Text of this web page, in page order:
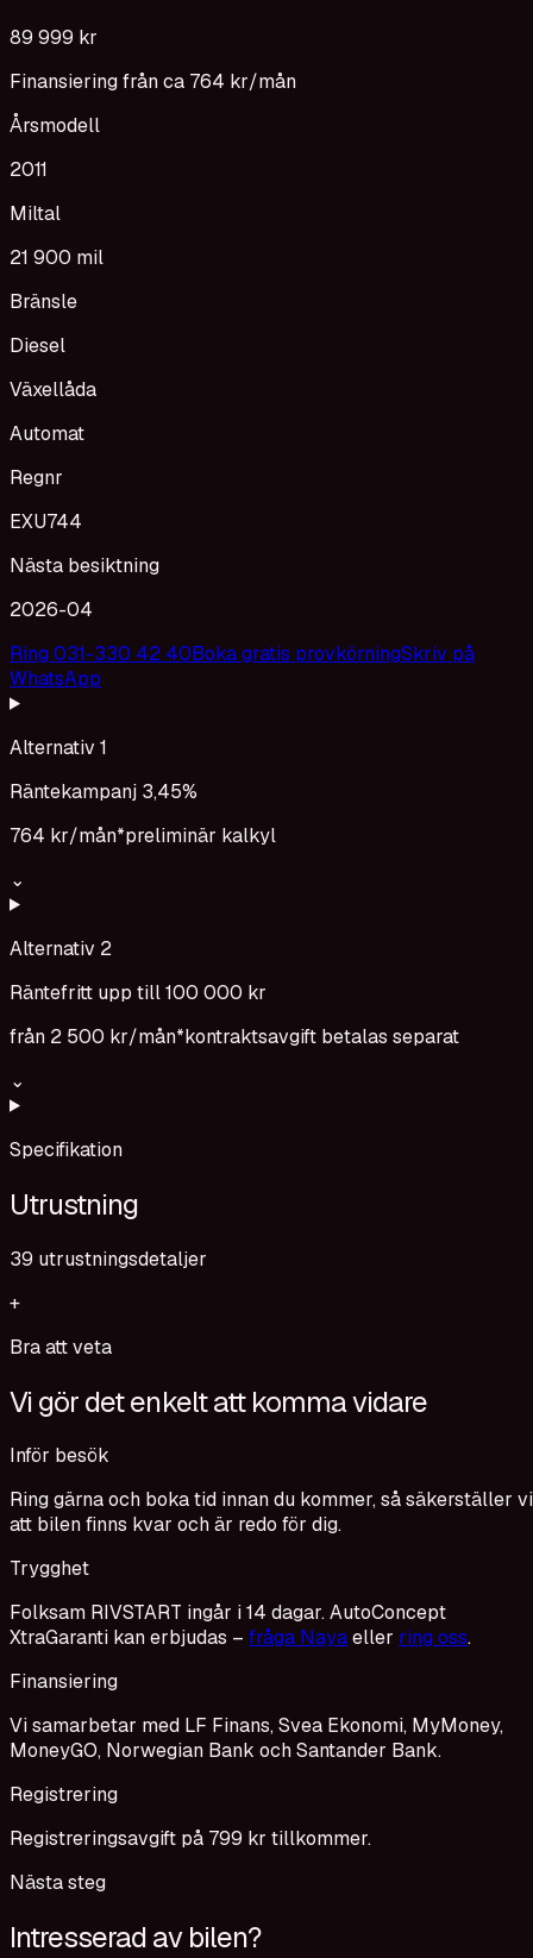
89 999 kr
Finansiering från ca 764 kr/mån
Årsmodell
2011
Miltal
21 900 mil
Bränsle
Diesel
Växellåda
Automat
Regnr
EXU744
Nästa besiktning
2026-04
Ring 031-330 42 40Boka gratis provkörningSkriv på
WhatsApp
Alternativ 1
Räntekampanj 3,45%
764 kr/mån*preliminär kalkyl
⌄
Alternativ 2
Räntefritt upp till 100 000 kr
från 2 500 kr/mån*kontraktsavgift betalas separat
⌄
Specifikation
Utrustning
39 utrustningsdetaljer
+
Bra att veta
Vi gör det enkelt att komma vidare
Inför besök
Ring gärna och boka tid innan du kommer, så säkerställer vi
att bilen finns kvar och är redo för dig.
Trygghet
Folksam RIVSTART ingår i 14 dagar. AutoConcept
XtraGaranti kan erbjudas – fråga Nayaeller ring oss.
Finansiering
Vi samarbetar med LF Finans, Svea Ekonomi, MyMoney,
MoneyGO, Norwegian Bank och Santander Bank.
Registrering
Registreringsavgift på 799 kr tillkommer.
Nästa steg
Intresserad av bilen?